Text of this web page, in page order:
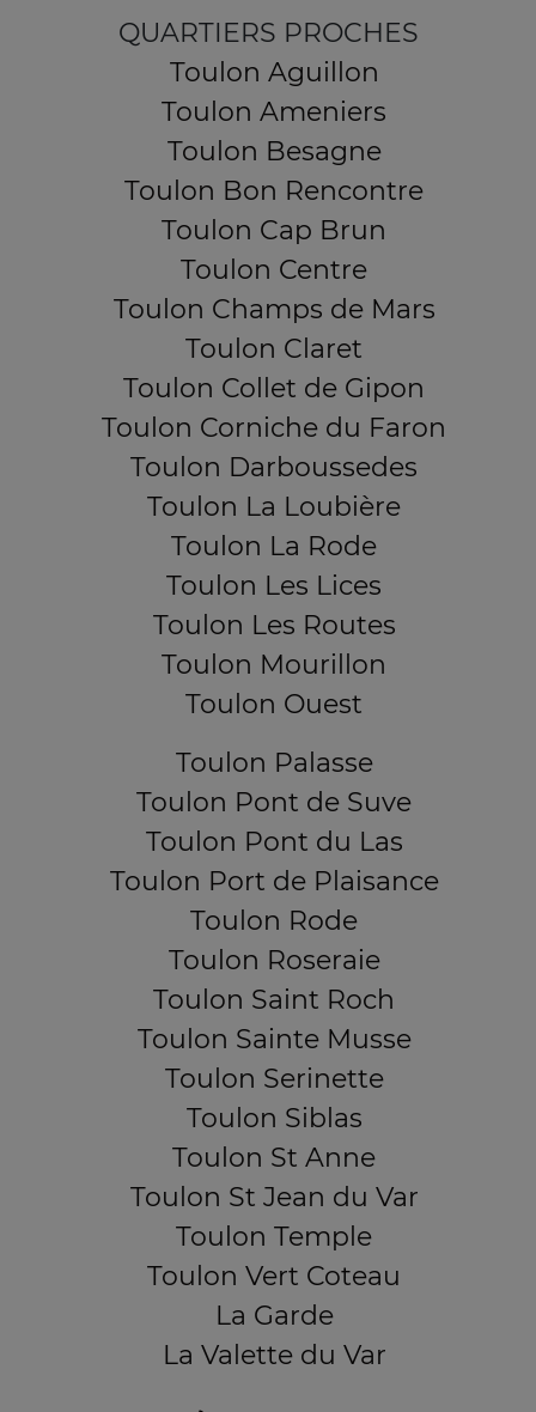
QUARTIERS PROCHES
Toulon Aguillon
Toulon Ameniers
Toulon Besagne
Toulon Bon Rencontre
Toulon Cap Brun
Toulon Centre
Toulon Champs de Mars
Toulon Claret
Toulon Collet de Gipon
Toulon Corniche du Faron
Toulon Darboussedes
Toulon La Loubière
Toulon La Rode
Toulon Les Lices
Toulon Les Routes
Toulon Mourillon
Toulon Ouest
Toulon Palasse
Toulon Pont de Suve
Toulon Pont du Las
Toulon Port de Plaisance
Toulon Rode
Toulon Roseraie
Toulon Saint Roch
Toulon Sainte Musse
Toulon Serinette
Toulon Siblas
Toulon St Anne
Toulon St Jean du Var
Toulon Temple
Toulon Vert Coteau
La Garde
La Valette du Var